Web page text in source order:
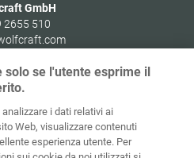
GmbH
2655 510
1
Kempenich
solo se l'utente esprime il
i dati relativi ai
Web, visualizzare contenuti
esperienza utente. Per